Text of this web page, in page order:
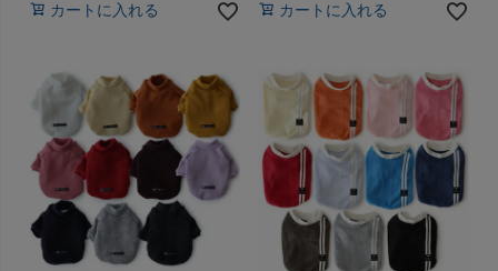
カートに入れる カートに入れる